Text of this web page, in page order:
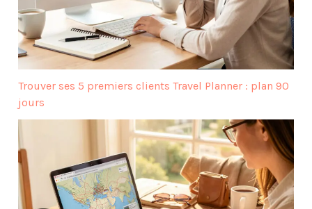
Trouver ses 5 premiers clients Travel Planner : plan 90
jours